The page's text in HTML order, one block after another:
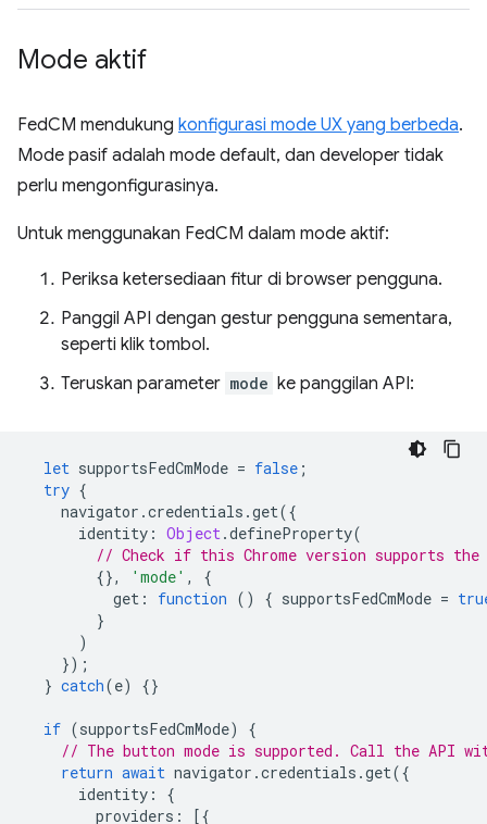
Mode aktif
FedCM mendukung konfigurasi mode UX yang berbeda.
Mode pasif adalah mode default, dan developer tidak
perlu mengonfigurasinya.
Untuk menggunakan FedCM dalam mode aktif:
Periksa ketersediaan fitur di browser pengguna.
Panggil API dengan gestur pengguna sementara,
seperti klik tombol.
Teruskan parameter mode ke panggilan API:
let supportsFedCmMode = false ;
try {
navigator .credentials .get({
identity : Object .defineProperty(
// Check if this Chrome version supports the
{},
'mode' ,
{
get : function () { supportsFedCmMode =
}
)
});
} catch(e) {}
if (supportsFedCmMode)
{
// The button mode is supported. Call the API
return await navigator .credentials .get({
identity :
{
providers :
[{